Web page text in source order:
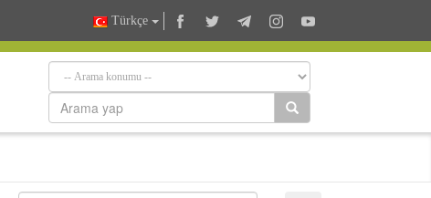
Türkçe